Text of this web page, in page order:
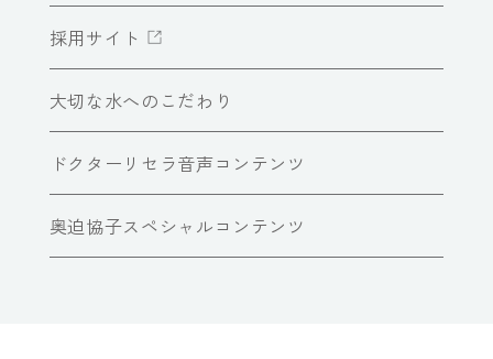
採用サイト
大切な水へのこだわり
ドクターリセラ音声コンテンツ
奥迫協子スペシャルコンテンツ